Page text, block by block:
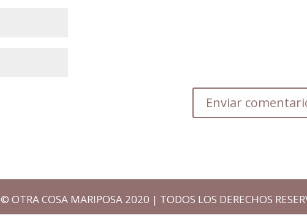
© OTRA COSA MARIPOSA 2020 | TODOS LOS DERECHOS